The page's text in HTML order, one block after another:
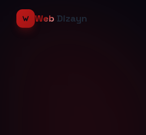
Web Dizayn